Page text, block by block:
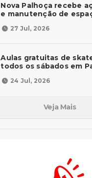
Nova Palhoça recebe
e manutenção de
27 Jul, 2026
Aulas gratuitas de
todos os sábados em
24 Jul, 2026
Veja Mais